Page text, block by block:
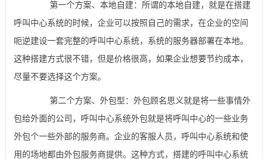
第一个方案、本地自建：所谓的本地自建，就是在搭建
呼叫中心系统的时候，企业可以按照自己的需求，在企业的空间
呃逆建设一套完整的呼叫中心系统，系统的服务器部署在本地。
这种搭建方式很不错，但是价格很高，如果企业想要节约成本，
尽量不要选择这个方案。
第二个方案、外包型：外包顾名思义就是将一些事情外
包给外面的公司，呼叫中心系统外包就是将呼叫中心的一些业务
外包个一些外部的服务商。企业的客服人员，呼叫中心系统和使
用的场地都由外包服务商提供。这种方式，搭建的呼叫中心系统